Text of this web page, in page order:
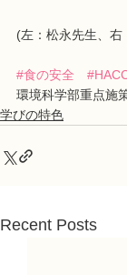
(左：松永先生、右
#食の安全
環境科学部重点施
学びの特色
Recent Posts